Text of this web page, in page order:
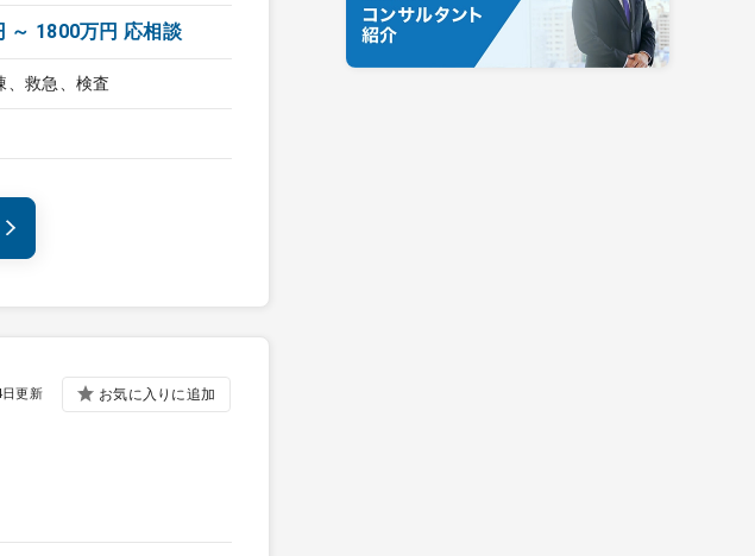
～ 1800万円 応相談
、救急、検査
更新 お気に入りに追加